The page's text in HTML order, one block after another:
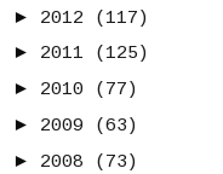
► 2012
(117)
► 2011
(125)
► 2010
(77)
► 2009
(63)
► 2008 (73)